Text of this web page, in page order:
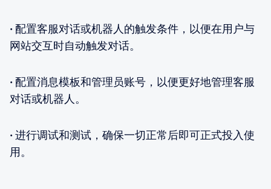
· 配置客服对话或机器人的触发条件，以便在用户与
网站交互时自动触发对话。
· 配置消息模板和管理员账号，以便更好地管理客服
对话或机器人。
· 进行调试和测试，确保一切正常后即可正式投入使
用。